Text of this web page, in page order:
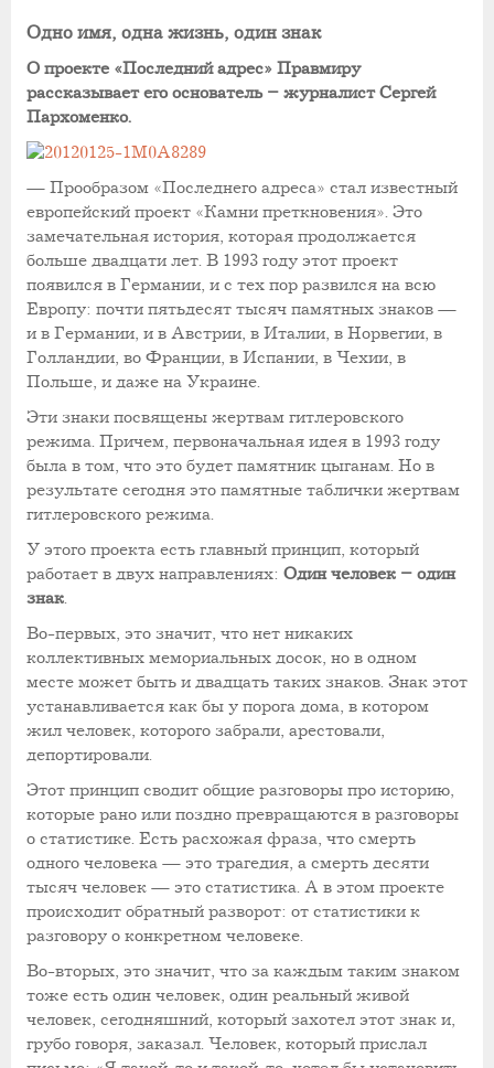
Одно имя, одна жизнь, один знак
О проекте «Последний адрес» Правмиру
рассказывает его основатель – журналист Сергей
Пархоменко.
— Прообразом «Последнего адреса» стал известный
европейский проект «Камни преткновения». Это
замечательная история, которая продолжается
больше двадцати лет. В 1993 году этот проект
появился в Германии, и с тех пор развился на всю
Европу: почти пятьдесят тысяч памятных знаков —
и в Германии, и в Австрии, в Италии, в Норвегии, в
Голландии, во Франции, в Испании, в Чехии, в
Польше, и даже на Украине.
Эти знаки посвящены жертвам гитлеровского
режима. Причем, первоначальная идея в 1993 году
была в том, что это будет памятник цыганам. Но в
результате сегодня это памятные таблички жертвам
гитлеровского режима.
У этого проекта есть главный принцип, который
работает в двух направлениях: Один человек – один
знак.
Во-первых, это значит, что нет никаких
коллективных мемориальных досок, но в одном
месте может быть и двадцать таких знаков. Знак этот
устанавливается как бы у порога дома, в котором
жил человек, которого забрали, арестовали,
депортировали.
Этот принцип сводит общие разговоры про историю,
которые рано или поздно превращаются в разговоры
о статистике. Есть расхожая фраза, что смерть
одного человека — это трагедия, а смерть десяти
тысяч человек — это статистика. А в этом проекте
происходит обратный разворот: от статистики к
разговору о конкретном человеке.
Во-вторых, это значит, что за каждым таким знаком
тоже есть один человек, один реальный живой
человек, сегодняшний, который захотел этот знак и,
грубо говоря, заказал. Человек, который прислал